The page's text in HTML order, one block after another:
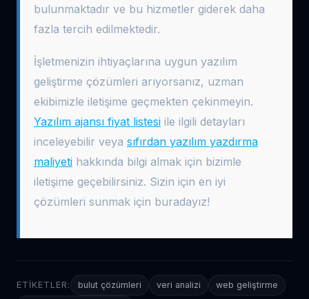
bulunmaktadır ve bu hizmetler giderek daha
fazla tercih edilmektedir.
İşletmenizin ihtiyaçlarına uygun yazılım
geliştirme çözümleri arıyorsanız, uzman
ekibimizle iletişime geçmekten çekinmeyin.
Yazılım ajansı fiyat listesi ile ilgili detayları
inceleyebilir veya sıfırdan yazılım yazdırma
maliyeti hakkında bilgi almak için bizimle
iletişime geçebilirsiniz. Sizin için en iyi
çözümleri sunmak için buradayız!
ETIKETLER: bulut çözümleri veri analizi
web geliştirme